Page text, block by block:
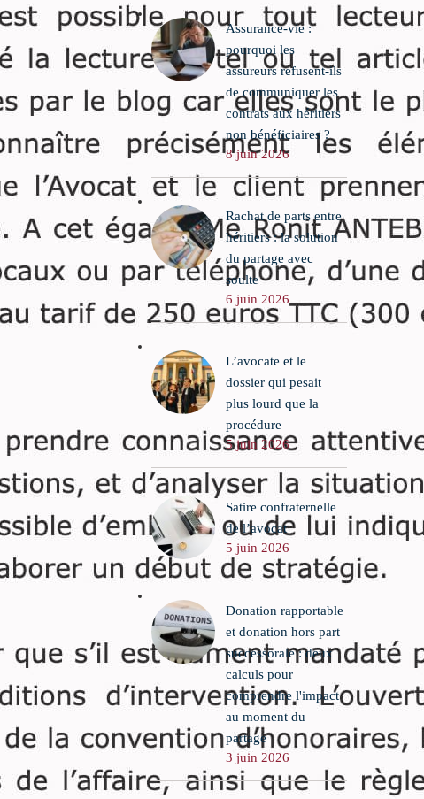
d’une
et
Assurance-vie :
pourquoi les
assureurs refusent-ils
de communiquer les
contrats aux héritiers
non bénéficiaires ?
8 juin 2026
Rachat de parts entre
héritiers : la solution
du partage avec
soulte
6 juin 2026
L’avocate et le
dossier qui pesait
plus lourd que la
procédure
5 juin 2026
Satire confraternelle
de l’avocat
5 juin 2026
Donation rapportable
et donation hors part
successorale : deux
calculs pour
comprendre l'impact
au moment du
partage
3 juin 2026